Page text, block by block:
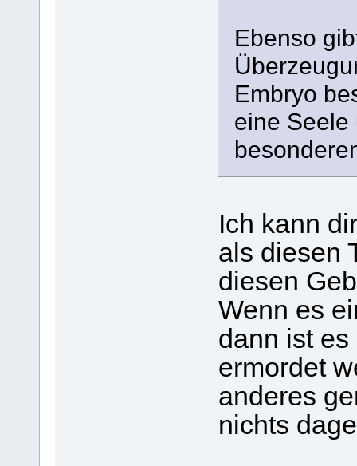
Ebenso
Embryo
eine Seele
Ich kann
als diesen
diesen
Wenn es
dann ist
ermordet
anderes
nichts